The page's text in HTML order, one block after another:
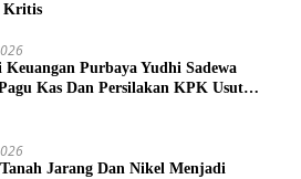
Kritis
Keuangan Purbaya Yudhi Sadewa
Kas Dan Persilakan KPK Usut
Jarang Dan Nikel Menjadi